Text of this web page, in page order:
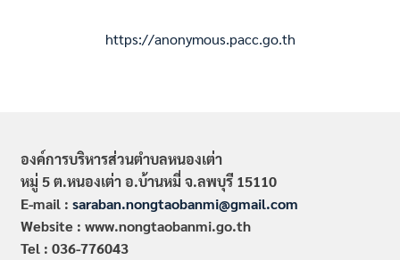
https://anonymous.pacc.go.th
องค์การบริหารส่วนตำบลหนองเต่า
หมู่ 5 ต.หนองเต่า อ.บ้านหมี่ จ.ลพบุรี 15110
E-mail : saraban.nongtaobanmi@gmail.com
Website : www.nongtaobanmi.go.th
Tel : 036-776043